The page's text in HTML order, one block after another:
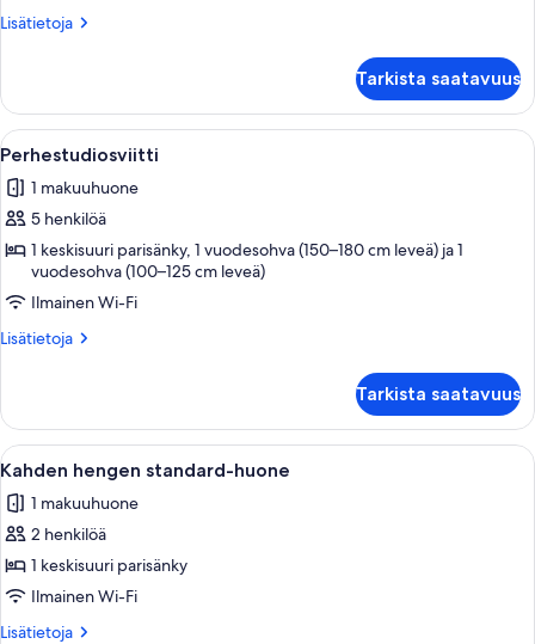
Lisätietoja
Lisätietoja
Tarkista saatavuus
Avaa
kaikki
huonetyypin
Perhestudiosviitti
kuvat
Moderni olohuone, jossa on kaksi
3
Perhestudiosviitti
1 makuuhuone
5 henkilöä
1 keskisuuri parisänky, 1 vuodesohva (150–180 cm leveä) ja 1
vuodesohva (100–125 cm leveä)
Ilmainen Wi-Fi
Lisätietoja
Lisätietoja
Tarkista saatavuus
Avaa
kaikki
huonetyypin
Kahden
hengen
standard-
huone
Hotellihuone, jossa on sänky,
4
Kahden hengen standard-huone
1 makuuhuone
2 henkilöä
1 keskisuuri parisänky
Ilmainen Wi-Fi
Lisätietoja
Lisätietoja